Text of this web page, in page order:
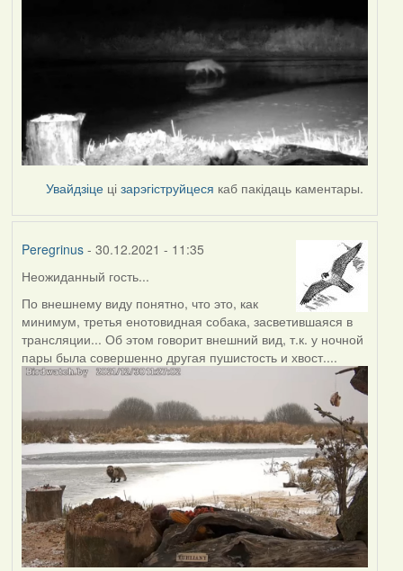
Увайдзіце цізарэгіструйцеся каб пакідаць каментары.
Peregrinus- 30.12.2021 - 11:35
Неожиданный гость...
По внешнему виду понятно, что это, как
минимум, третья енотовидная собака, засветившаяся в
трансляции... Об этом говорит внешний вид, т.к. у ночной
пары была совершенно другая пушистость и хвост....